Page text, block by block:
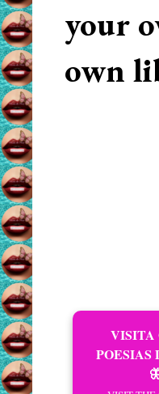
your
own
VISITA
POESIAS